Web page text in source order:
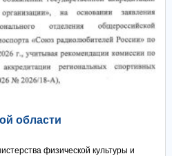
области
физической культуры и